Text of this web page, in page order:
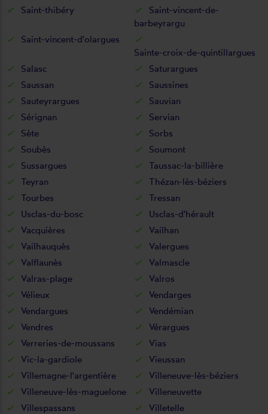
Saint-thibéry
Saint-vincent-de-
barbeyrargu
Saint-vincent-d'olargues
Sainte-croix-de-quintillargues
Salasc
Saturargues
Saussan
Saussines
Sauteyrargues
Sauvian
Sérignan
Servian
Sète
Sorbs
Soubès
Soumont
Sussargues
Taussac-la-billière
Teyran
Thézan-lès-béziers
Tourbes
Tressan
Usclas-du-bosc
Usclas-d'hérault
Vacquières
Vailhan
Vailhauquès
Valergues
Valflaunès
Valmascle
Valras-plage
Valros
Vélieux
Vendarges
Vendargues
Vendémian
Vendres
Vérargues
Verreries-de-moussans
Vias
Vic-la-gardiole
Vieussan
Villemagne-l'argentière
Villeneuve-lès-béziers
Villeneuve-lès-maguelone
Villeneuvette
Villespassans
Villetelle